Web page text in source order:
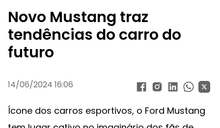
Novo Mustang traz
tendências do carro do
futuro
14/06/2024 16:06
Ícone dos carros esportivos, o Ford Mustang